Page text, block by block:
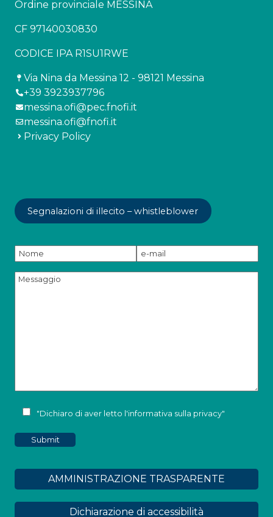
Ordine provinciale MESSINA
CF 97140030830
CODICE IPA R1SU1RWE
Via Nina da Messina 12 - 98121 Messina
+39 3923937796
messina.ofi@pec.fnofi.it
messina.ofi@fnofi.it
Privacy Policy
Segnalazioni di illecito – whistleblower
"Dichiaro di aver letto l'informativa sulla privacy"
AMMINISTRAZIONE TRASPARENTE
Dichiarazione di accessibilità